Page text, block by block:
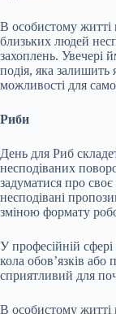
В особистому
близьких людей
захоплень. Увечері
подія, яка залишить
можливості для
Риби
День для Риб
несподіваних
задуматися про
несподівані
зміною формату
У професійній
кола обов’язків
сприятливий для
В особистому